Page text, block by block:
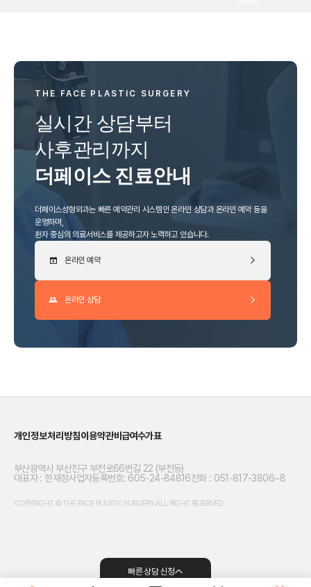
THE FACE PLASTIC SURGERY
실시간 상담부터
사후관리까지
더페이스 진료안내
더페이스성형외과는 빠른 예약관리 시스템인 온라인 상담과 온라인 예약 등을
운영하며,
환자 중심의 의료서비스를 제공하고자 노력하고 있습니다.
온라인 예약
온라인 상담
개인정보처리방침이용약관비급여수가표
부산광역시 부산진구 부전로66번길 22 (부전동)
대표자 : 한재정사업자등록번호: 605-24-84816전화 : 051-817-3806~8
COPYRIGHT © THE FACE PLASTIC SURGERY.ALL RIGHT RESERVED.
빠른 상담 신청